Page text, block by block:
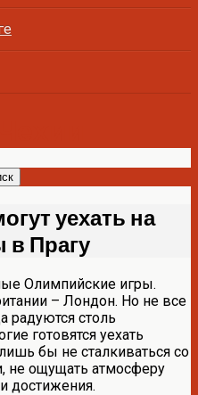
уехать на
Прагу
Олимпийские игры.
– Лондон. Но не все
радуются столь
готовятся уехать
бы не сталкиваться со
не ощущать атмосферу
достижения.